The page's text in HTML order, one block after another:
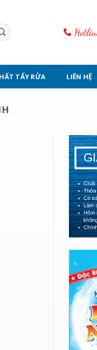
TẨY RỬA LIÊN HỆ